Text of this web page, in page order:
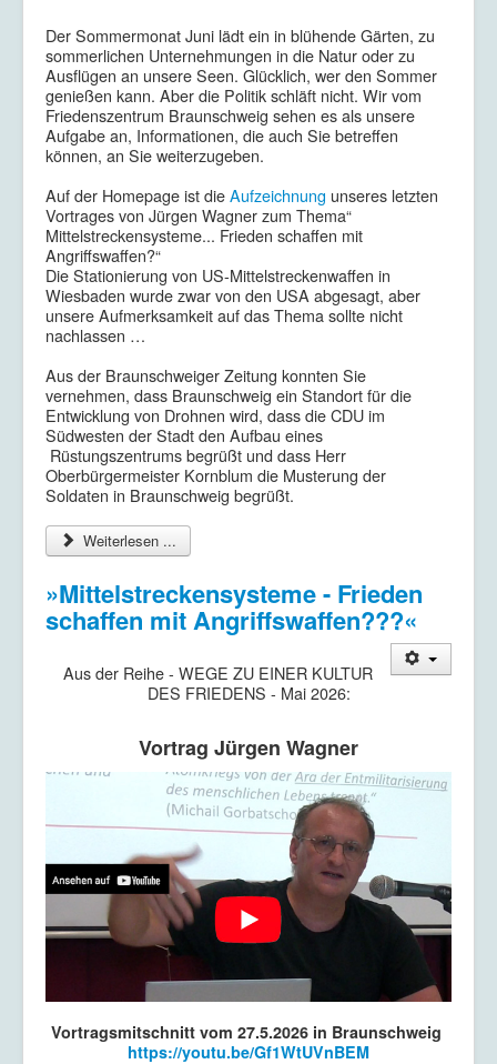
Der Sommermonat Juni lädt ein in blühende Gärten, zu
sommerlichen Unternehmungen in die Natur oder zu
Ausflügen an unsere Seen. Glücklich, wer den Sommer
genießen kann. Aber die Politik schläft nicht. Wir vom
Friedenszentrum Braunschweig sehen es als unsere
Aufgabe an, Informationen, die auch Sie betreffen
können, an Sie weiterzugeben.
Auf der Homepage ist dieAufzeichnung unseres letzten
Vortrages von Jürgen Wagner zum Thema“
Mittelstreckensysteme... Frieden schaffen mit
Angriffswaffen?“
Die Stationierung von US-Mittelstreckenwaffen in
Wiesbaden wurde zwar von den USA abgesagt, aber
unsere Aufmerksamkeit auf das Thema sollte nicht
nachlassen …
Aus der Braunschweiger Zeitung konnten Sie
vernehmen, dass Braunschweig ein Standort für die
Entwicklung von Drohnen wird, dass die CDU im
Südwesten der Stadt den Aufbau eines
Rüstungszentrums begrüßt und dass Herr
Oberbürgermeister Kornblum die Musterung der
Soldaten in Braunschweig begrüßt.
Weiterlesen ...
»Mittelstreckensysteme - Frieden
schaffen mit Angriffswaffen???«
Aus der Reihe - WEGE ZU EINER KULTUR
DES FRIEDENS - Mai 2026:
Vortrag Jürgen Wagner
Vortragsmitschnitt vom 27.5.2026 in Braunschweig
https://youtu.be/Gf1WtUVnBEM